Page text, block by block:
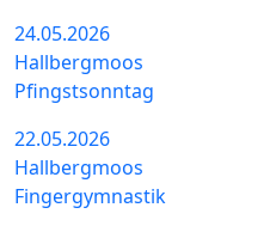
24.05.2026
Hallbergmoos
Pfingstsonntag
22.05.2026
Hallbergmoos
Fingergymnastik